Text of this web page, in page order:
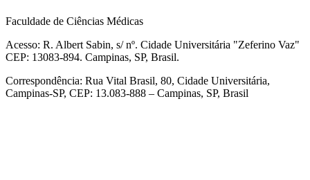
Faculdade de Ciências Médicas
Acesso: R. Albert Sabin, s/ nº. Cidade Universitária "Zeferino Vaz"
CEP: 13083-894. Campinas, SP, Brasil.
Correspondência: Rua Vital Brasil, 80, Cidade Universitária,
Campinas-SP, CEP: 13.083-888 – Campinas, SP, Brasil